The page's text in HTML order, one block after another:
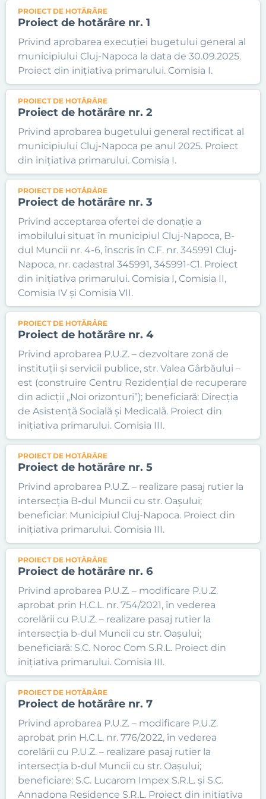
PROIECT DE HOTĂRÂRE
Proiect de hotărâre nr. 1
Privind aprobarea execuției bugetului general al
municipiului Cluj-Napoca la data de 30.09.2025.
Proiect din inițiativa primarului. Comisia I.
PROIECT DE HOTĂRÂRE
Proiect de hotărâre nr. 2
Privind aprobarea bugetului general rectificat al
municipiului Cluj-Napoca pe anul 2025. Proiect
din inițiativa primarului. Comisia I.
PROIECT DE HOTĂRÂRE
Proiect de hotărâre nr. 3
Privind acceptarea ofertei de donație a
imobilului situat în municipiul Cluj-Napoca, B-
dul Muncii nr. 4-6, înscris în C.F. nr. 345991 Cluj-
Napoca, nr. cadastral 345991, 345991-C1. Proiect
din inițiativa primarului. Comisia I, Comisia II,
Comisia IV și Comisia VII.
PROIECT DE HOTĂRÂRE
Proiect de hotărâre nr. 4
Privind aprobarea P.U.Z. – dezvoltare zonă de
instituții și servicii publice, str. Valea Gârbăului –
est (construire Centru Rezidențial de recuperare
din adicții „Noi orizonturi”); beneficiară: Direcția
de Asistență Socială și Medicală. Proiect din
inițiativa primarului. Comisia III.
PROIECT DE HOTĂRÂRE
Proiect de hotărâre nr. 5
Privind aprobarea P.U.Z. – realizare pasaj rutier la
intersecția B-dul Muncii cu str. Oașului;
beneficiar: Municipiul Cluj-Napoca. Proiect din
inițiativa primarului. Comisia III.
PROIECT DE HOTĂRÂRE
Proiect de hotărâre nr. 6
Privind aprobarea P.U.Z. – modificare P.U.Z.
aprobat prin H.C.L. nr. 754/2021, în vederea
corelării cu P.U.Z. – realizare pasaj rutier la
intersecția b-dul Muncii cu str. Oașului;
beneficiară: S.C. Noroc Com S.R.L. Proiect din
inițiativa primarului. Comisia III.
PROIECT DE HOTĂRÂRE
Proiect de hotărâre nr. 7
Privind aprobarea P.U.Z. – modificare P.U.Z.
aprobat prin H.C.L. nr. 776/2022, în vederea
corelării cu P.U.Z. – realizare pasaj rutier la
intersecția b-dul Muncii cu str. Oașului;
beneficiare: S.C. Lucarom Impex S.R.L. și S.C.
Annadona Residence S.R.L. Proiect din inițiativa